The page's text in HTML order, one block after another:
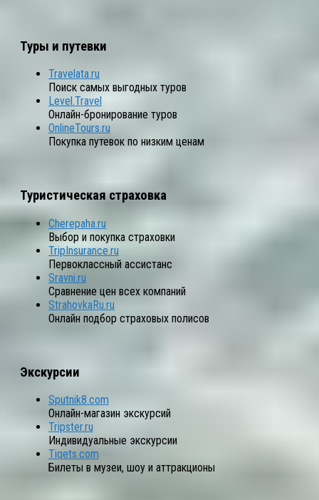
Туры и путевки
Travelata.ru
Поиск самых выгодных туров
Level.Travel
Онлайн-бронирование туров
OnlineTours.ru
Покупка путевок по низким ценам
Туристическая страховка
Cherepaha.ru
Выбор и покупка страховки
TripInsurance.ru
Первоклассный ассистанс
Sravni.ru
Сравнение цен всех компаний
StrahovkaRu.ru
Онлайн подбор страховых полисов
Экскурсии
Sputnik8.com
Онлайн-магазин экскурсий
Tripster.ru
Индивидуальные экскурсии
Tiqets.com
Билеты в музеи, шоу и аттракционы